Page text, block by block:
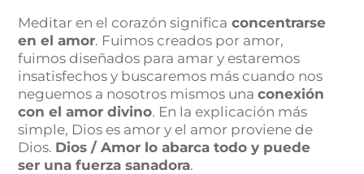
Meditar en el corazón significa concentrarse
en el amor. Fuimos creados por amor,
fuimos diseñados para amar y estaremos
insatisfechos y buscaremos más cuando nos
neguemos a nosotros mismos unaconexión
con el amor divino. En la explicación más
simple, Dios es amor y el amor proviene de
Dios. Dios / Amor lo abarca todo y puede
ser una fuerza sanadora.